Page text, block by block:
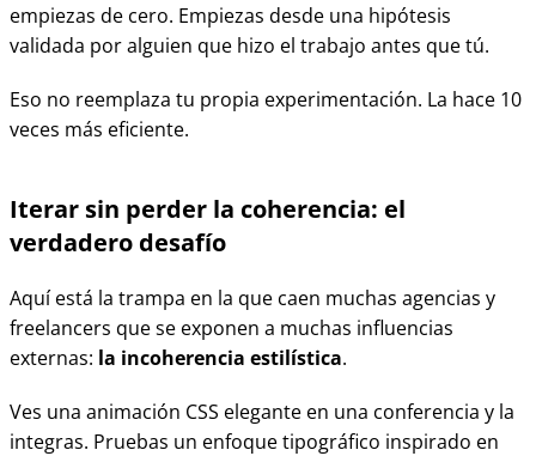
empiezas de cero. Empiezas desde una hipótesis
validada por alguien que hizo el trabajo antes que tú.
Eso no reemplaza tu propia experimentación. La hace 10
veces más eficiente.
Iterar sin perder la coherencia: el
verdadero desafío
Aquí está la trampa en la que caen muchas agencias y
freelancers que se exponen a muchas influencias
externas: la incoherencia estilística.
Ves una animación CSS elegante en una conferencia y la
integras. Pruebas un enfoque tipográfico inspirado en